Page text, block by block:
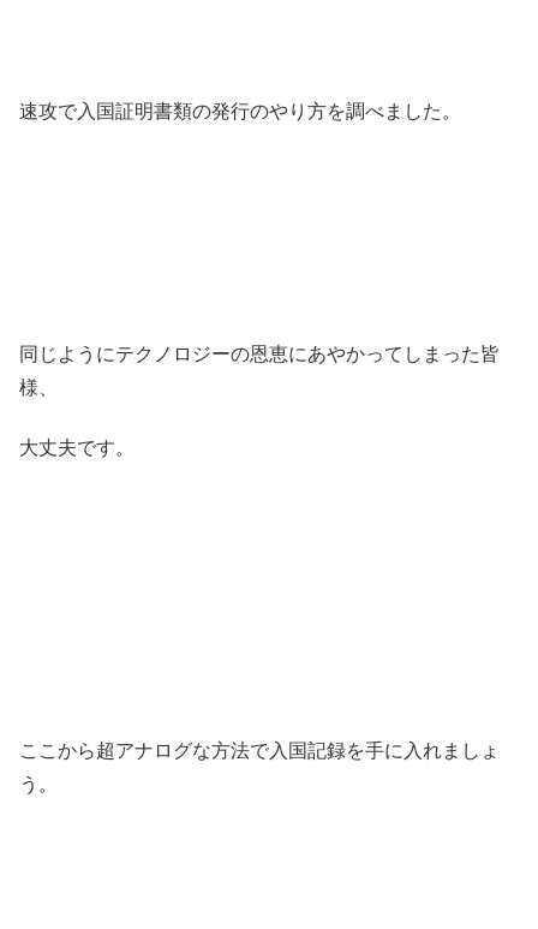
速攻で入国証明書類の発行のやり方を調べました。
同じようにテクノロジーの恩恵にあやかってしまった皆
様、
大丈夫です。
ここから超アナログな方法で入国記録を手に入れましょ
う。